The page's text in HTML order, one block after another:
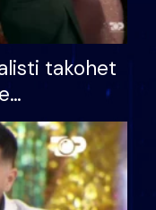
takohet
letër